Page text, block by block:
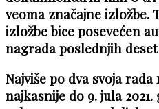
veoma značajne izložbe.
izložbe bice posevećen
nagrada poslednjih
Najviše po dva svoja
najkasnije do 9. jula